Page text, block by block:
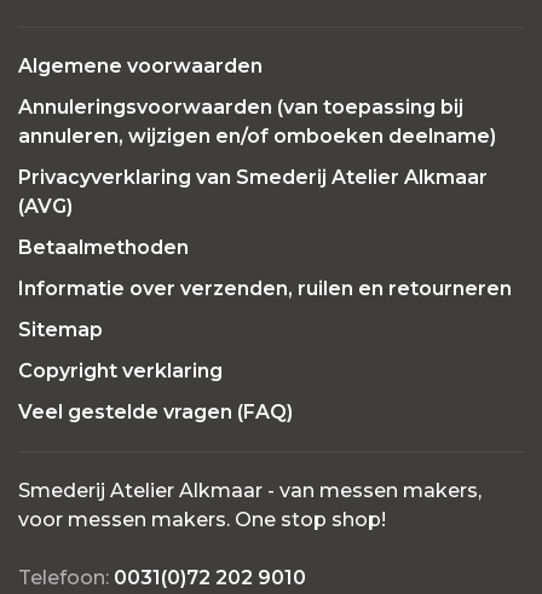
Algemene voorwaarden
Annuleringsvoorwaarden (van toepassing bij
annuleren, wijzigen en/of omboeken deelname)
Privacyverklaring van Smederij Atelier Alkmaar
(AVG)
Betaalmethoden
Informatie over verzenden, ruilen en retourneren
Sitemap
Copyright verklaring
Veel gestelde vragen (FAQ)
Smederij Atelier Alkmaar - van messen makers,
voor messen makers. One stop shop!
Telefoon: 0031(0)72 202 9010